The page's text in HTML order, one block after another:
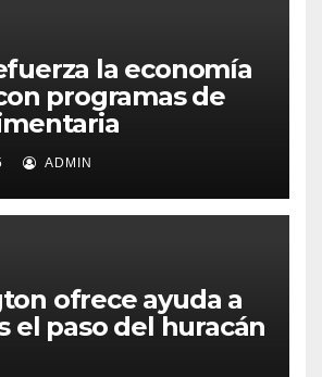
la economía
programas de
ADMIN
ofrece ayuda a
el paso del huracán